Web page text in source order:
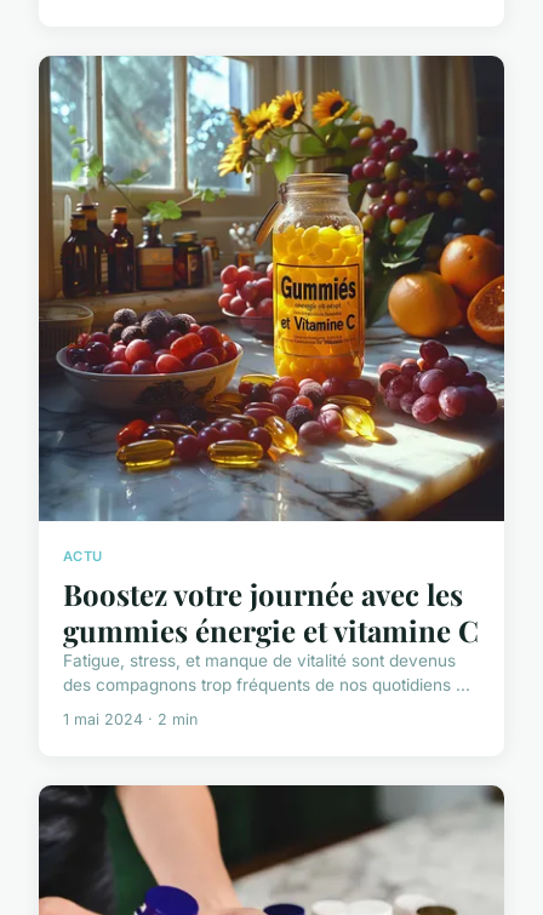
ACTU
Boostez votre journée avec les
gummies énergie et vitamine C
Fatigue, stress, et manque de vitalité sont devenus
des compagnons trop fréquents de nos quotidiens ...
1 mai 2024 · 2 min